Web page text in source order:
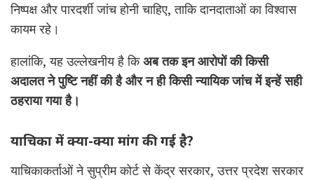
निष्पक्ष और पारदर्शी जांच होनी चाहिए, ताकि दानदाताओं का विश्वास
कायम रहे।
हालांकि, यह उल्लेखनीय है किअब तक इन आरोपों की किसी
अदालत ने पुष्टि नहीं की है और न ही किसी न्यायिक जांच में इन्हें सही
ठहराया गया है।
याचिका में क्या-क्या मांग की गई है?
याचिकाकर्ताओं ने सुप्रीम कोर्ट से केंद्र सरकार, उत्तर प्रदेश सरकार